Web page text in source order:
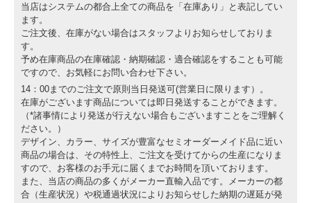
当店はシステムの都合上全ての商品を「在庫あり」と表記してい
ます。
ご注文後、在庫がない場合はスタッフよりお知らせしておりま
す。
予め在庫商品の在庫確認・納期確認・適合確認をすることも可能
ですので、お気軽にお問い合わせ下さい。
14：00までのご注文で原則当日発送可(営業日に限ります）。
在庫がございます商品については即日発送することができます。
（*諸事情により発送が行えない場合もございますことをご理解く
ださい。）
デザイン、カラー、サイズが豊富なセミオーダーメイド品に近い
商品の場合は、その特性上、ご注文を受けてからの生産になりま
すので、お客様のお手元に届くまでお時間を頂いております。
また、当店の商品の多くがメーカー直輸入品です。メーカーの都
合（生産状況）や税通過状況によりお知らせした納期の遅延が発